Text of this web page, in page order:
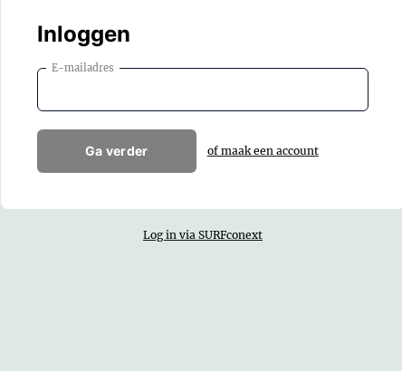
Inloggen
E-mailadres
Ga verder of maak een account
Log in via SURFconext